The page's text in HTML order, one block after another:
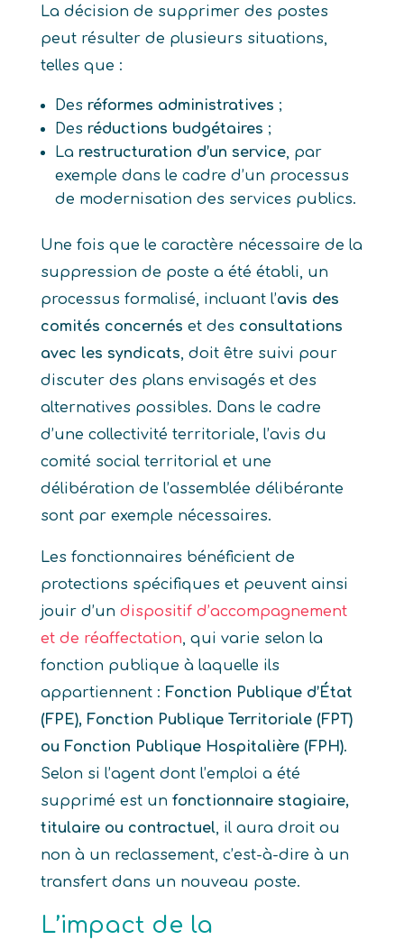
La décision de supprimer des postes
peut résulter de plusieurs situations,
telles que :
Des réformes administratives ;
Desréductions budgétaires ;
La restructuration d’un service, par
exemple dans le cadre d’un processus
de modernisation des services publics.
Une fois que le caractère nécessaire de la
suppression de poste a été établi, un
processus formalisé, incluant l’avis des
comités concernés et des consultations
avec les syndicats, doit être suivi pour
discuter des plans envisagés et des
alternatives possibles. Dans le cadre
d’une collectivité territoriale, l’avis du
comité social territorial et une
délibération de l’assemblée délibérante
sont par exemple nécessaires.
Les fonctionnaires bénéficient de
protections spécifiques et peuvent ainsi
jouir d’un dispositif d’accompagnement
et de réaffectation, qui varie selon la
fonction publique à laquelle ils
appartiennent : Fonction Publique d’État
(FPE), Fonction Publique Territoriale (FPT)
ou Fonction Publique Hospitalière (FPH).
Selon si l’agent dont l’emploi a été
supprimé est un fonctionnaire stagiaire,
titulaire ou contractuel, il aura droit ou
non à un reclassement, c’est-à-dire à un
transfert dans un nouveau poste.
L’impact de la